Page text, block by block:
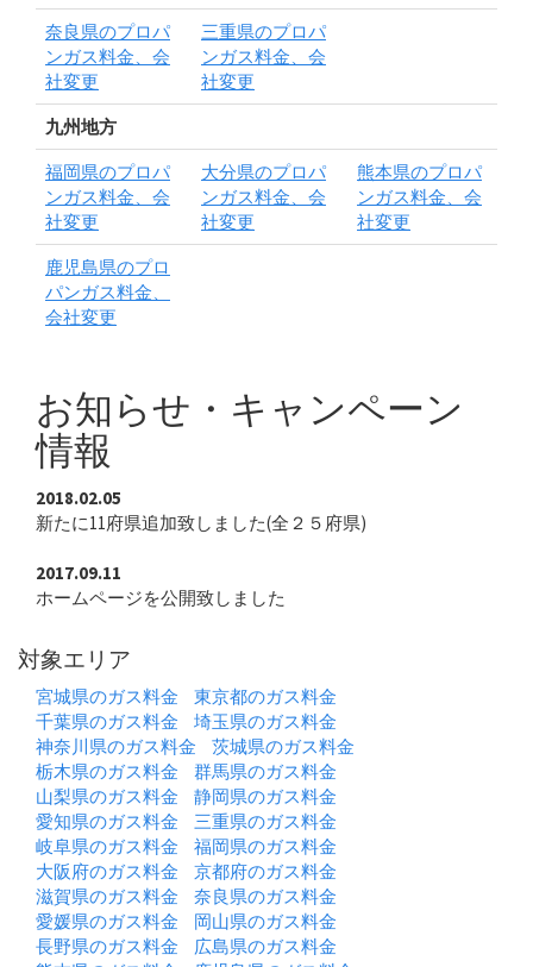
奈良県のプロパ
ンガス料金、会
社変更
三重県のプロパ
ンガス料金、会
社変更
九州地方
福岡県のプロパ
ンガス料金、会
社変更
大分県のプロパ
ンガス料金、会
社変更
熊本県のプロパ
ンガス料金、会
社変更
鹿児島県のプロ
パンガス料金、
会社変更
お知らせ・キャンペーン
情報
2018.02.05
新たに11府県追加致しました(全２５府県)
2017.09.11
ホームページを公開致しました
対象エリア
宮城県のガス料金
東京都のガス料金
千葉県のガス料金
埼玉県のガス料金
神奈川県のガス料金
茨城県のガス料金
栃木県のガス料金
群馬県のガス料金
山梨県のガス料金
静岡県のガス料金
愛知県のガス料金
三重県のガス料金
岐阜県のガス料金
福岡県のガス料金
大阪府のガス料金
京都府のガス料金
滋賀県のガス料金
奈良県のガス料金
愛媛県のガス料金
岡山県のガス料金
長野県のガス料金
広島県のガス料金